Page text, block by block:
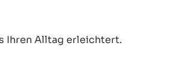
Ihren Alltag erleichtert.